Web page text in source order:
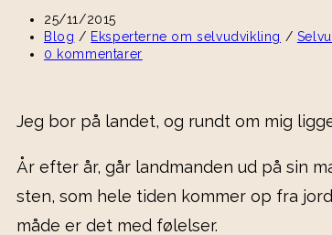
25/11/2015
Blog / Eksperterne om selvudvikling /
0 kommentarer
Jeg bor på landet, og rundt om mig
År efter år, går landmanden ud på sin
sten, som hele tiden kommer op fra
måde er det med følelser.